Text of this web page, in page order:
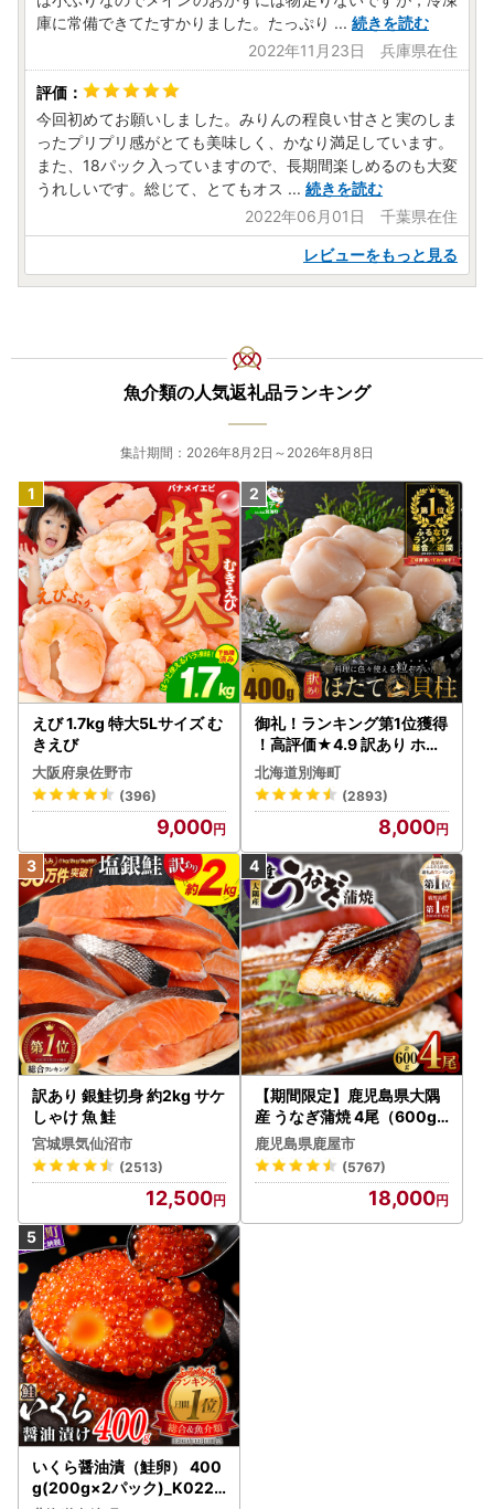
庫に常備できてたすかりました。たっぷり ... 続きを読む
2022年11月23日 兵庫県在住
今回初めてお願いしました。みりんの程良い甘さと実のしま
ったプリプリ感がとても美味しく、かなり満足しています。
また、18パック入っていますので、長期間楽しめるのも大変
うれしいです。総じて、とてもオス ... 続きを読む
2022年06月01日 千葉県在住
レビューをもっと見る
魚介類の人気返礼品ランキング
集計期間：2026年8月2日～2026年8月8日
えび 1.7kg 特大5Lサイズ む
きえび
大阪府泉佐野市
(396)
9,000
御礼！ランキング第1位獲得
！高評価★4.9 訳あり ホタ
テ 400g（ほたて 帆立 貝柱
冷凍 ）
北海道別海町
(2893)
8,000
訳あり 銀鮭切身 約2kg サケ
しゃけ 魚 鮭
宮城県気仙沼市
(2513)
12,500
【期間限定】鹿児島県大隅
産 うなぎ蒲焼 4尾（600g
） KN007-004-04-cp18
うなぎ 鰻 魚 惣菜 総菜
鹿児島県鹿屋市
(5767)
18,000
いくら醤油漬（鮭卵） 400
g(200g×2パック)_K022-